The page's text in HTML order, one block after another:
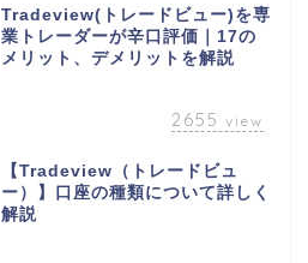
Tradeview(トレードビュー)を専
業トレーダーが辛口評価｜17の
メリット、デメリットを解説
2655 view
【Tradeview（トレードビュ
ー）】口座の種類について詳しく
解説